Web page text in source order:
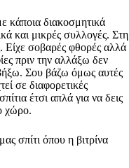
κάποια διακοσμητικά
και μικρές συλλογές. Στη
Είχε σοβαρές φθορές αλλά
πριν την αλλάξω δεν
Σου βάζω όμως αυτές
σε διαφορετικές
έτσι απλά για να δεις
χώρο.
σπίτι όπου η βιτρίνα